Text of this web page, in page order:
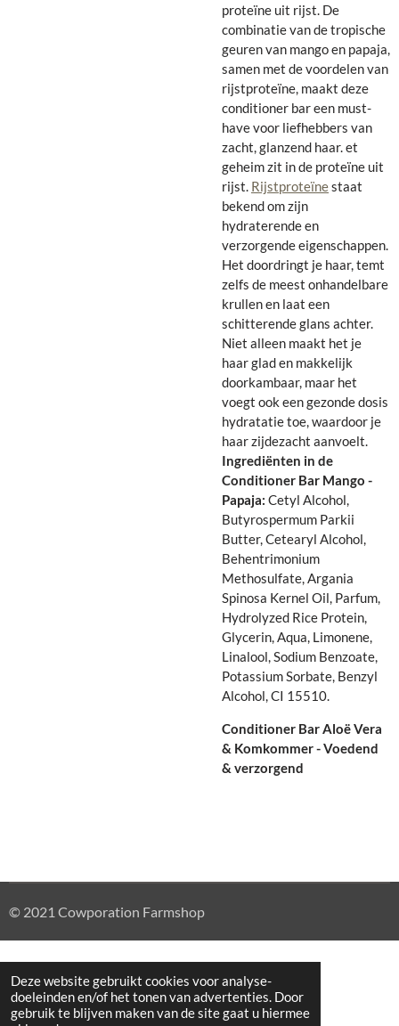
Deze website gebruikt cookies voor analyse-
doeleinden en/of het tonen van advertenties. Door
gebruik te blijven maken van de site gaat u hiermee
proteïne uit rijst. De
combinatie van de tropische
geuren van mango en papaja,
samen met de voordelen van
rijstproteïne, maakt deze
conditioner bar een must-
have voor liefhebbers van
zacht, glanzend haar. et
geheim zit in de proteïne uit
rijst. Rijstproteïnestaat
bekend om zijn
hydraterende en
verzorgende eigenschappen.
Het doordringt je haar, temt
zelfs de meest onhandelbare
krullen en laat een
schitterende glans achter.
Niet alleen maakt het je
haar glad en makkelijk
doorkambaar, maar het
voegt ook een gezonde dosis
hydratatie toe, waardoor je
haar zijdezacht aanvoelt.
Ingrediënten in de
Conditioner Bar Mango -
Papaja: Cetyl Alcohol,
Butyrospermum Parkii
Butter, Cetearyl Alcohol,
Behentrimonium
Methosulfate, Argania
Spinosa Kernel Oil, Parfum,
Hydrolyzed Rice Protein,
Glycerin, Aqua, Limonene,
Linalool, Sodium Benzoate,
Potassium Sorbate, Benzyl
Alcohol, CI 15510.
Conditioner Bar Aloë Vera
& Komkommer - Voedend
& verzorgend
© 2021 Cowporation Farmshop